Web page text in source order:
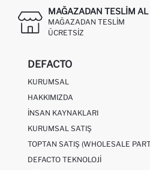
MAĞAZADAN TESLIM AL
MAĞAZADAN TESLIM
ÜCRETSIZ
DEFACTO
KURUMSAL
HAKKIMIZDA
İNSAN KAYNAKLARI
KURUMSAL SATIŞ
TOPTAN SATIŞ (WHOLESALE
DEFACTO TEKNOLOJI